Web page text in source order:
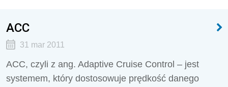
ACC
31 mar 2011
ACC, czyli z ang. Adaptive Cruise Control – jest
systemem, który dostosowuje prędkość danego